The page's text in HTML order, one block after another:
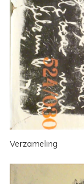
Verzameling